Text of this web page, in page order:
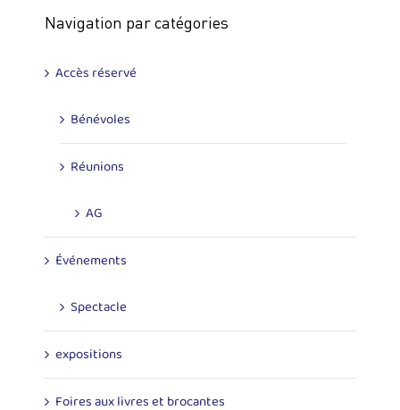
Navigation par catégories
Accès réservé
Bénévoles
Réunions
AG
Événements
Spectacle
expositions
Foires aux livres et brocantes